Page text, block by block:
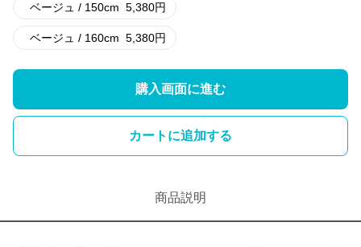
ベージュ / 150cm 5,380円
ベージュ / 160cm 5,380円
購入画面に進む
カートに追加する
商品説明